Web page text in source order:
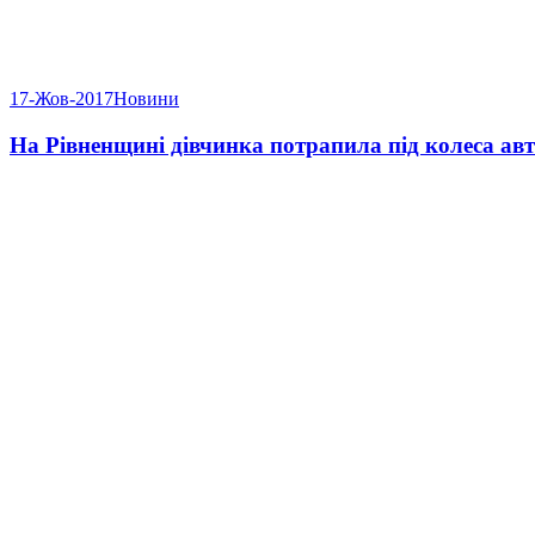
17-Жов-2017Новини
На Рівненщині дівчинка потрапила під колеса